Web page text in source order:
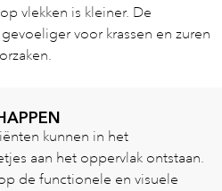
vlekken is kleiner. De
voor krassen en zuren
kunnen in het
aan het oppervlak ontstaan.
de functionele en visuele